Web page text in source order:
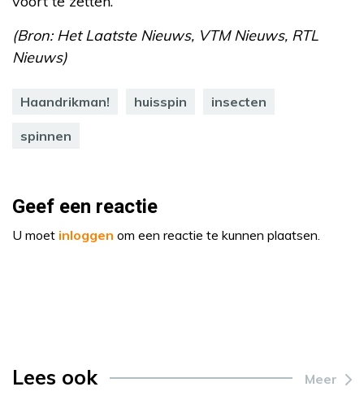
(Bron: Het Laatste Nieuws, VTM Nieuws, RTL
Nieuws)
Haandrikman! huisspin insecten
spinnen
Geef een reactie
U moet inloggen om een reactie te kunnen plaatsen.
Lees ook Meer